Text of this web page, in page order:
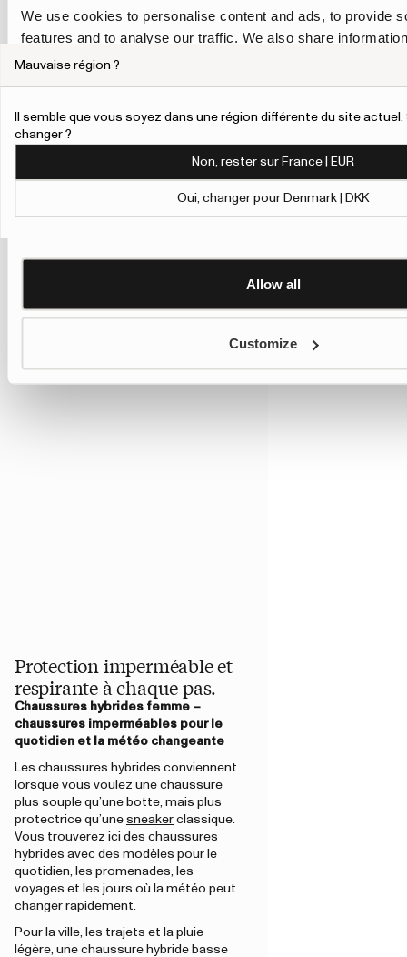
We use cookies to personalise content and ads, to provide
features and to analyse our traffic. We also share
our site with our social media, advertising and analytics
To give users more control over their data and ad
added a link to Google’s Personalisation and Control page.
Learn more about Google’s Personalisation and
Allow all
Customize
Protection imperméable et
respirante à chaque pas.
Chaussures hybrides femme –
chaussures imperméables pour le
quotidien et la météo changeante
Les chaussures hybrides conviennent
lorsque vous voulez une chaussure
plus souple qu’une botte, mais plus
protectrice qu’une sneaker classique.
Vous trouverez ici des chaussures
hybrides avec des modèles pour le
quotidien, les promenades, les
voyages et les jours où la météo peut
changer rapidement.
Pour la ville, les trajets et la pluie
légère, une chaussure hybride basse
Mauvaise région ?
Il semble que vous soyez dans une région différente du site
changer ?
Non, rester sur France | EUR
Oui, changer pour Denmark | DKK